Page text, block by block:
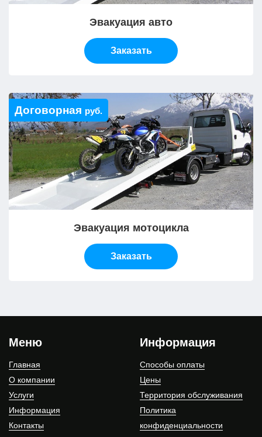
Эвакуация авто
Заказать
Договорная руб.
Эвакуация мотоцикла
Заказать
Меню
Главная
О компании
Услуги
Информация
Контакты
Информация
Способы оплаты
Цены
Территория обслуживания
Политика
конфиденциальности